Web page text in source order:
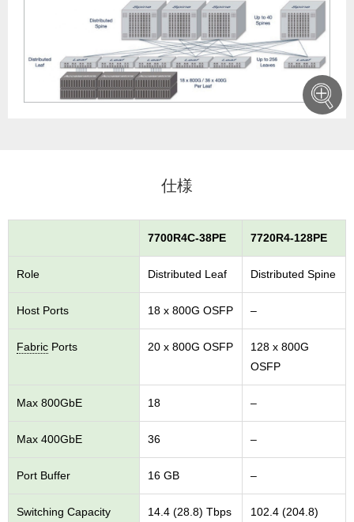
仕様
7700R4C-38PE 7720R4-128PE
Role Distributed Leaf Distributed Spine
Host Ports 18 x 800G OSFP –
Fabric Ports 20 x 800G OSFP
128 x 800G
OSFP
Max 800GbE 18 –
Max 400GbE 36 –
Port Buffer 16 GB –
Switching Capacity 14.4 (28.8) Tbps 102.4 (204.8)